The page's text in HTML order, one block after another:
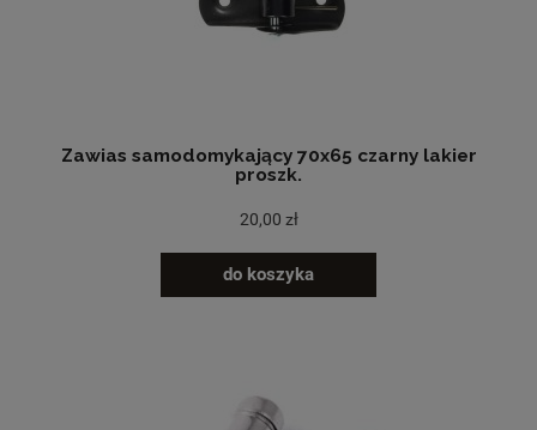
Zawias samodomykający 70x65 czarny lakier
proszk.
20,00 zł
do koszyka